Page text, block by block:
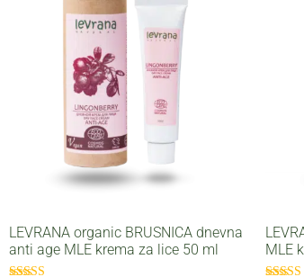
LEVRANA organic BRUSNICA dnevna
anti age MLE krema za lice 50 ml
MLE